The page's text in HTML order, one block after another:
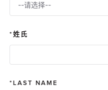
--请选择--
姓氏
LAST NAME